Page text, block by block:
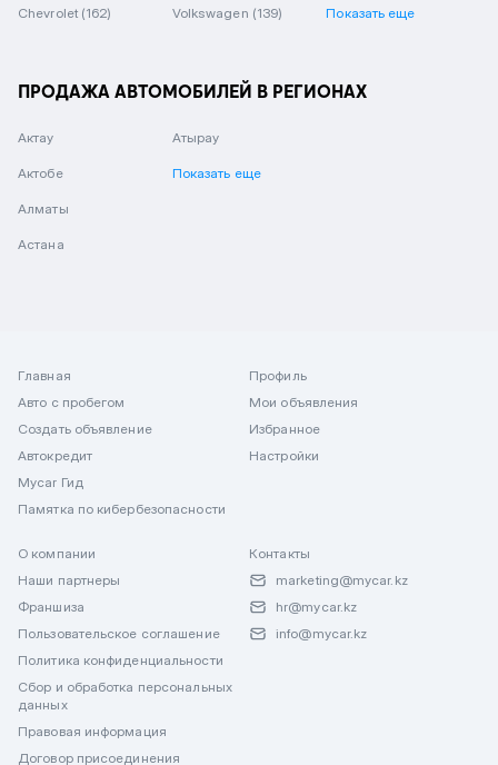
Chevrolet (162) Volkswagen (139) Показать еще
ПРОДАЖА АВТОМОБИЛЕЙ В РЕГИОНАХ
Актау
Актобе
Алматы
Астана
Атырау
Показать еще
Главная
Авто с пробегом
Создать объявление
Автокредит
Mycar Гид
Памятка по кибербезопасности
Профиль
Мои объявления
Избранное
Настройки
О компании
Наши партнеры
Франшиза
Пользовательское соглашение
Политика конфиденциальности
Сбор и обработка персональных
данных
Правовая информация
Договор присоединения
Контакты
marketing@mycar.kz
hr@mycar.kz
info@mycar.kz